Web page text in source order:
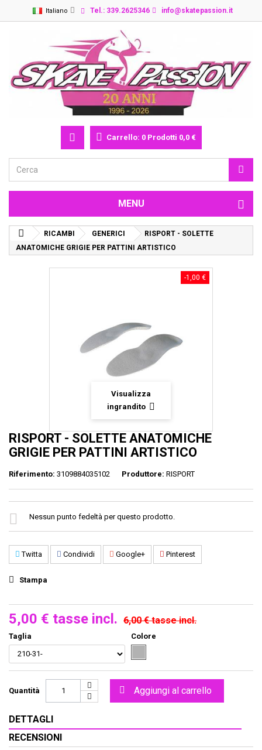
Italiano Tel.: 339.2625346 info@skatepassion.it
Carrello: 0 Prodotti 0,0 €
MENU
RICAMBI GENERICI
RISPORT - SOLETTE
ANATOMICHE GRIGIE PER PATTINI ARTISTICO
-1,00 €
Visualizza
ingrandito
RISPORT - SOLETTE ANATOMICHE
GRIGIE PER PATTINI ARTISTICO
Riferimento: 3109884035102 Produttore: RISPORT
Nessun punto fedeltà per questo prodotto.
Twitta Condividi Google+ Pinterest
Stampa
5,00 € tasse incl. 6,00 €tasse incl.
Taglia Colore
Quantità Aggiungi al carrello
DETTAGLI
RECENSIONI